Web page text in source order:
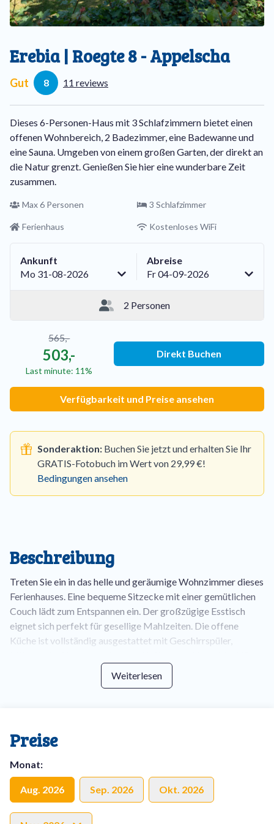
Erebia | Roegte 8 - Appelscha
Gut 8 11 reviews
Dieses 6-Personen-Haus mit 3 Schlafzimmern bietet einen
offenen Wohnbereich, 2 Badezimmer, eine Badewanne und
eine Sauna. Umgeben von einem großen Garten, der direkt an
die Natur grenzt. Genießen Sie hier eine wunderbare Zeit
zusammen.
Max 6 Personen 3 Schlafzimmer
Ferienhaus Kostenloses WiFi
Ankunft
Mo 31-08-2026
Abreise
Fr 04-09-2026
2 Personen
565,-
503,-
Last minute: 11%
Direkt Buchen
Verfügbarkeit und Preise ansehen
Sonderaktion: Buchen Sie jetzt und erhalten Sie Ihr
GRATIS-Fotobuch im Wert von 29,99 €!
Bedingungen ansehen
Beschreibung
Treten Sie ein in das helle und geräumige Wohnzimmer dieses
Ferienhauses. Eine bequeme Sitzecke mit einer gemütlichen
Couch lädt zum Entspannen ein. Der großzügige Esstisch
eignet sich perfekt für gesellige Mahlzeiten. Die offene
Küche ist vollständig ausgestattet mit Geschirrspüler,
aufwendiges Kochen oder die schnelle Zubereitung einer
verfügt über ein eigenes Bad en suite mit Dusche,
wünschen. Nach einem aktiven Tag in der Umgebung des
Parks können Sie sich in der Sauna wunderbar entspannen.
Weiterlesen
Preise
Monat:
Aug. 2026 Sep. 2026 Okt. 2026